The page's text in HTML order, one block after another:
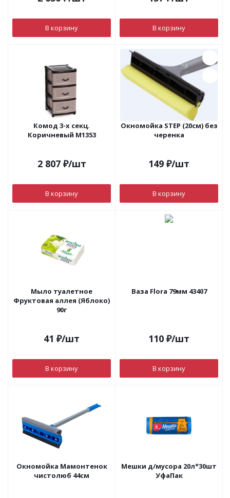
В корзину В корзину
Комод 3-х секц.
Коричневый М1353
2 807₽/шт
В корзину
Окномойка STEP (20см) без
черенка
149 ₽/шт
В корзину
Мыло туалетное
Фруктовая аллея (Яблоко)
90г
41 ₽/шт
В корзину
Ваза Flora 79мм 43407
110 ₽/шт
В корзину
Окномойка Мамонтенок
чистолюб 44см
Мешки д/мусора 20л*30шт
УфаПак